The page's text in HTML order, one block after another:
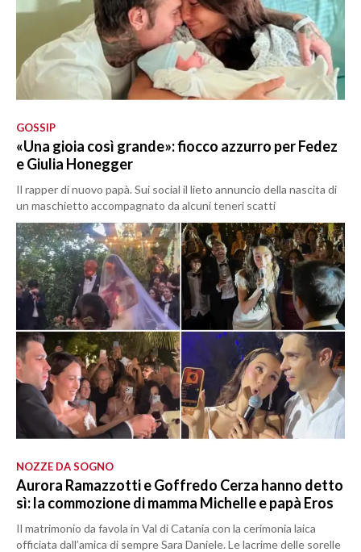
GOSSIP
«Una gioia così grande»: fiocco azzurro per Fedez
e Giulia Honegger
Il rapper di nuovo papà. Sui social il lieto annuncio della nascita di
un maschietto accompagnato da alcuni teneri scatti
NOZZE DA SOGNO
Aurora Ramazzotti e Goffredo Cerza hanno detto
sì: la commozione di mamma Michelle e papà Eros
Il matrimonio da favola in Val di Catania con la cerimonia laica
officiata dall’amica di sempre Sara Daniele. Le lacrime delle sorelle